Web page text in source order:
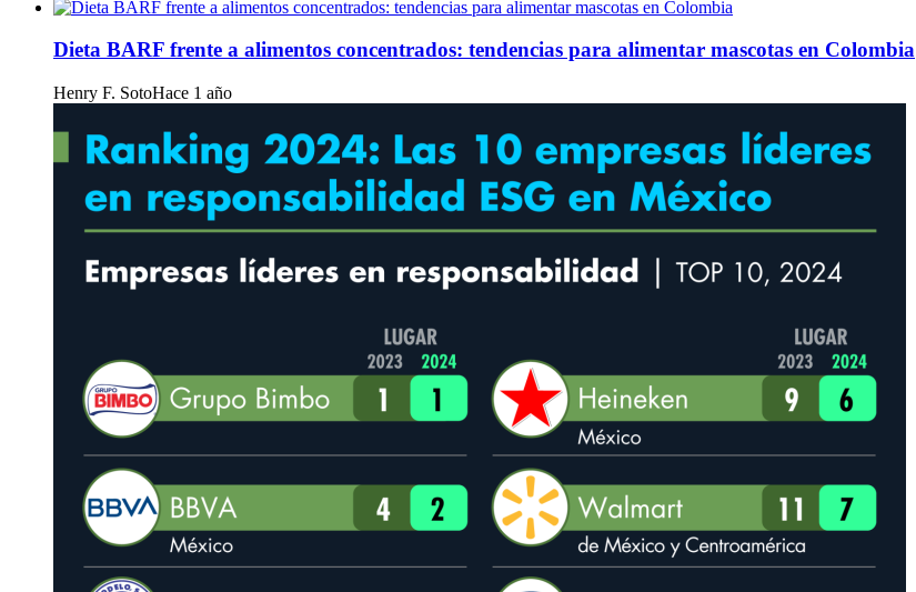
Dieta BARF frente a alimentos concentrados: tendencias para alimentar mascotas en Colombia
Henry F. SotoHace 1 año